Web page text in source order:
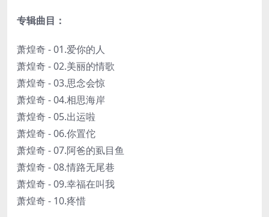
专辑曲目：
萧煌奇 - 01.爱你的人
萧煌奇 - 02.美丽的情歌
萧煌奇 - 03.思念会惊
萧煌奇 - 04.相思海岸
萧煌奇 - 05.出运啦
萧煌奇 - 06.你置佗
萧煌奇 - 07.阿爸的虱目鱼
萧煌奇 - 08.情路无尾巷
萧煌奇 - 09.幸福在叫我
萧煌奇 - 10.疼惜